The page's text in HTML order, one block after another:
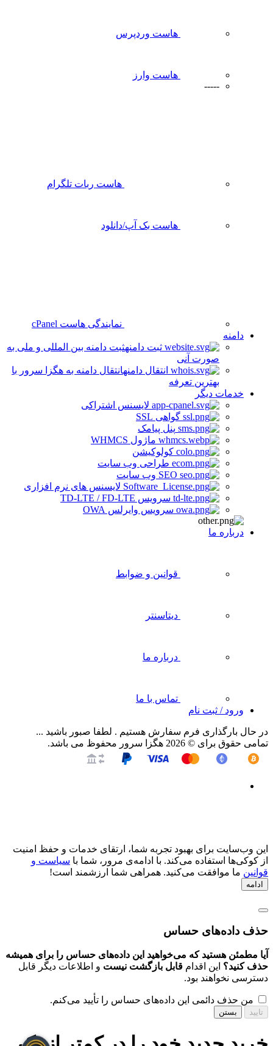
هاست وردپرس
هاست وارز
-----
هاست ربات تلگرام
هاست بک آپ/دانلود
نمایندگی هاست cPanel
دامنه
ثبت دامنهثبت دامنه بین المللی و ملی به
صورت آنی
انتقال دامنهانتقال دامنه به هگزا سرور با
بهترین تعرفه
خدمات دیگر
لایسنس اشتراکی
گواهی SSL
پنل پیامک
ماژول WHMCS
کولوکیشن
طراحی وب سایت
SEO وب سایت
لایسنس های نرم افزاری
سرویس TD-LTE / FD-LTE
سرویس وایرلس OWA
درباره ما
قوانین و ضوابط
دیتاسنتر
درباره ما
تماس با ما
ورود / ثبت نام
در حال بارگذاری فرم سفارش هستیم . لطفا صبور باشید ...
تمامی حقوق برای © 2026 هگزا سرور محفوظ می باشد.
این وب‌سایت برای بهبود تجربه شما، ارتقای خدمات و حفظ امنیت
از کوکی‌ها استفاده می‌کند. با ادامه‌ی مرور، شما با سیاست و
قوانین ما موافقت می‌کنید. همراهی شما ارزشمند است!
ادامه
حذف داده‌های حساس
آیا مطمئن هستید که می‌خواهید این داده‌های حساس را برای همیشه
حذف کنید؟ این اقدام قابل بازگشت نیست و اطلاعات دیگر قابل
دسترسی نخواهند بود.
من حذف دائمی این داده‌های حساس را تأیید می‌کنم.
تایید بستن